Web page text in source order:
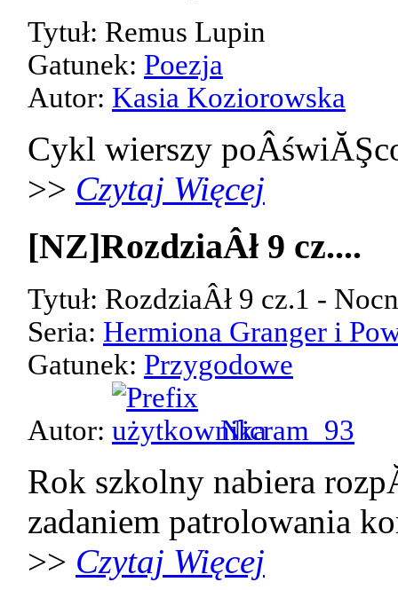
Tytuł: Remus Lupin
Gatunek: Poezja
Autor: Kasia Koziorowska
Cykl wierszy
>> Czytaj Więcej
[NZ]RozdziaÂł 9 cz....
Tytuł: RozdziaÂł 9 cz.1 -
Seria: Hermiona Granger i
Gatunek: Przygodowe
Autor: Nicram_93
Rok szkolny nabiera
zadaniem patrolowania
>> Czytaj Więcej